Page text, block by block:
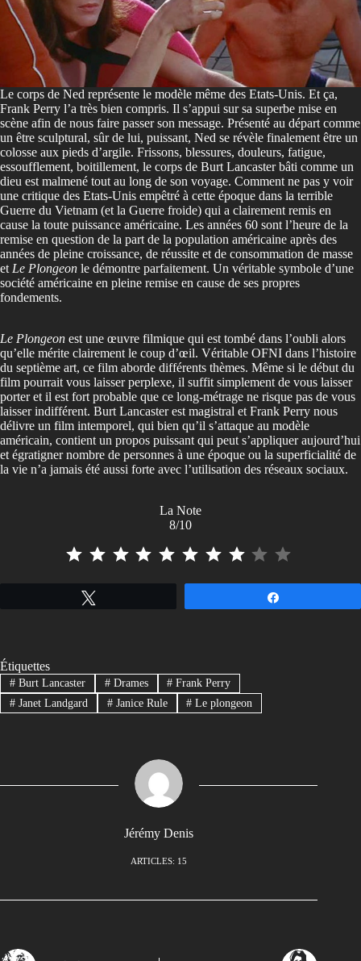
Le corps de Ned représente le modèle même des Etats-Unis. Et ça,
Frank Perry l’a très bien compris. Il s’appui sur sa superbe mise en
scène afin de nous faire passer son message. Présenté au départ comme
un être sculptural, sûr de lui, puissant, Ned se révèle finalement être un
colosse aux pieds d’argile. Frissons, blessures, douleurs, fatigue,
essoufflement, boitillement, le corps de Burt Lancaster bâti comme un
dieu est malmené tout au long de son voyage. Comment ne pas y voir
une critique des Etats-Unis empêtré à cette époque dans la terrible
Guerre du Vietnam (et la Guerre froide) qui a clairement remis en
cause la toute puissance américaine. Les années 60 sont l’heure de la
remise en question de la part de la population américaine après des
années de pleine croissance, de réussite et de consommation de masse
et Le Plongeon le démontre parfaitement. Un véritable symbole d’une
société américaine en pleine remise en cause de ses propres
fondements.
Le Plongeon est une œuvre filmique qui est tombé dans l’oubli alors
qu’elle mérite clairement le coup d’œil. Véritable OFNI dans l’histoire
du septième art, ce film aborde différents thèmes. Même si le début du
film pourrait vous laisser perplexe, il suffit simplement de vous laisser
porter et il est fort probable que ce long-métrage ne risque pas de vous
laisser indifférent. Burt Lancaster est magistral et Frank Perry nous
délivre un film intemporel, qui bien qu’il s’attaque au modèle
américain, contient un propos puissant qui peut s’appliquer aujourd’hui
et égratigner nombre de personnes à une époque ou la superficialité de
la vie n’a jamais été aussi forte avec l’utilisation des réseaux sociaux.
La Note
8/10
Étiquettes
#Burt Lancaster #Drames # Frank Perry
#Janet Landgard #Janice Rule # Le plongeon
Jérémy Denis
ARTICLES: 15